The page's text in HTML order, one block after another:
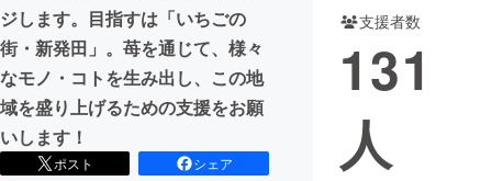
ジします。目指すは「いちごの
街・新発田」。苺を通じて、様々
なモノ・コトを生み出し、この地
域を盛り上げるための支援をお願
いします！
ポスト
シェア
支援者数
131
人